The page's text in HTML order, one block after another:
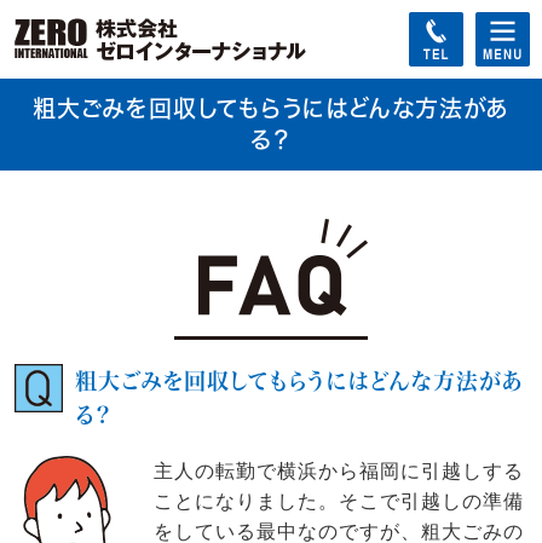
粗大ごみを回収してもらうにはどんな方法があ
る？
粗大ごみを回収してもらうにはどんな方法があ
る？
主人の転勤で横浜から福岡に引越しする
ことになりました。そこで引越しの準備
をしている最中なのですが、粗大ごみの